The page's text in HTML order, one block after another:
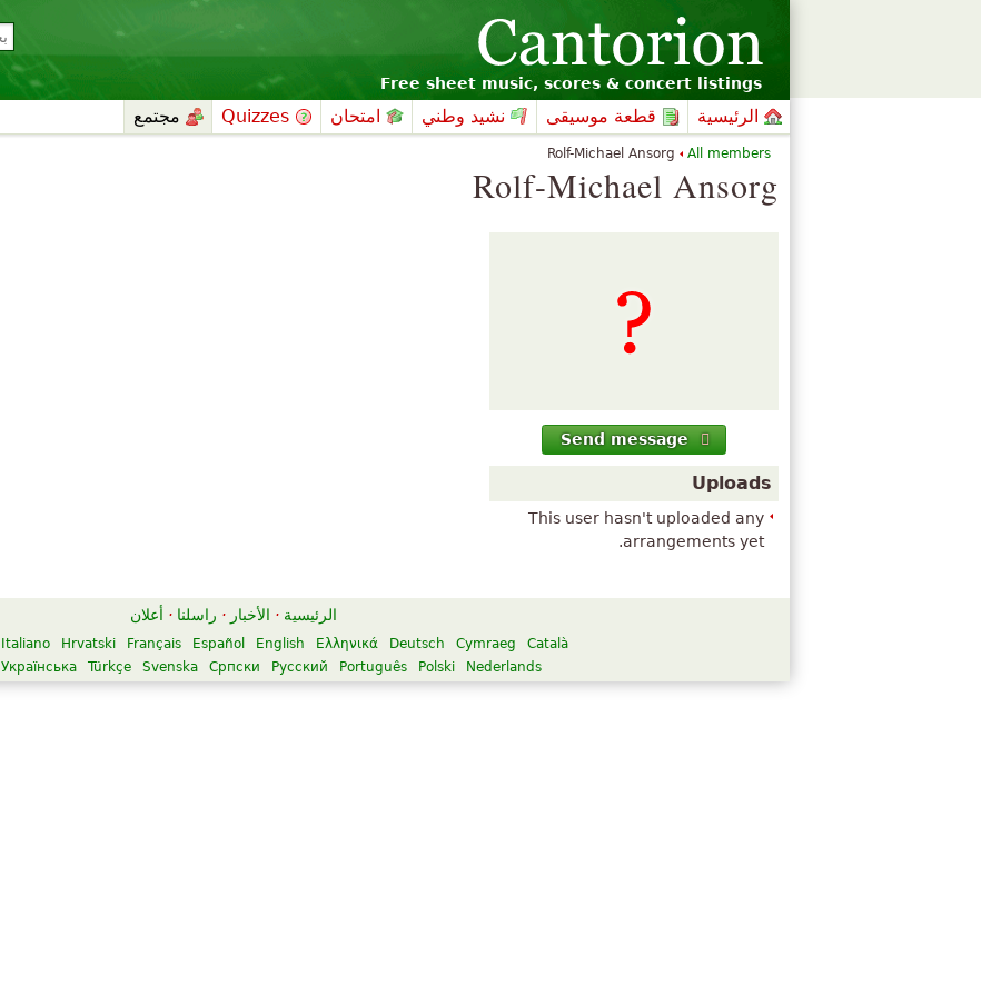
Free sheet music, scores & concert listings
الرئيسية قطعة موسيقى نشيد وطني امتحان Quizzes مجتمع
Rolf-Michael Ansorg
Send message
Uploads
This user hasn't uploaded any
arrangements yet.
All members
Rolf-Michael Ansorg
الرئيسية · الأخبار · راسلنا · أعلان
Català
Cymraeg
Deutsch
Ελληνικά
English
Español
Français
Hrvatski
Italiano
Nederlands
Polski
Português
Русский
Српски
Svenska
Türkçe
Українська